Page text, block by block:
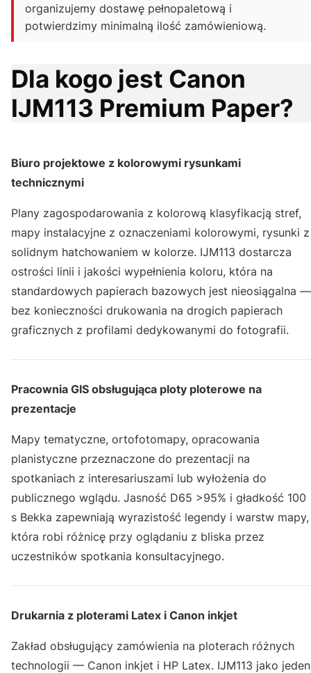
organizujemy dostawę pełnopaletową i
potwierdzimy minimalną ilość zamówieniową.
Dla kogo jest Canon
IJM113 Premium Paper?
Biuro projektowe z kolorowymi rysunkami
technicznymi
Plany zagospodarowania z kolorową klasyfikacją stref,
mapy instalacyjne z oznaczeniami kolorowymi, rysunki z
solidnym hatchowaniem w kolorze. IJM113 dostarcza
ostrości linii i jakości wypełnienia koloru, która na
standardowych papierach bazowych jest nieosiągalna —
bez konieczności drukowania na drogich papierach
graficznych z profilami dedykowanymi do fotografii.
Pracownia GIS obsługująca ploty ploterowe na
prezentacje
Mapy tematyczne, ortofotomapy, opracowania
planistyczne przeznaczone do prezentacji na
spotkaniach z interesariuszami lub wyłożenia do
publicznego wglądu. Jasność D65 >95% i gładkość 100
s Bekka zapewniają wyrazistość legendy i warstw mapy,
która robi różnicę przy oglądaniu z bliska przez
uczestników spotkania konsultacyjnego.
Drukarnia z ploterami Latex i Canon inkjet
Zakład obsługujący zamówienia na ploterach różnych
technologii — Canon inkjet i HP Latex. IJM113 jako jeden